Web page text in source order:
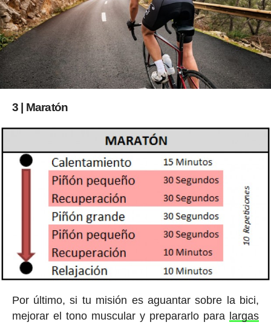
3 | Maratón
Por último, si tu misión es aguantar sobre la bici,
mejorar el tono muscular y prepararlo para largas